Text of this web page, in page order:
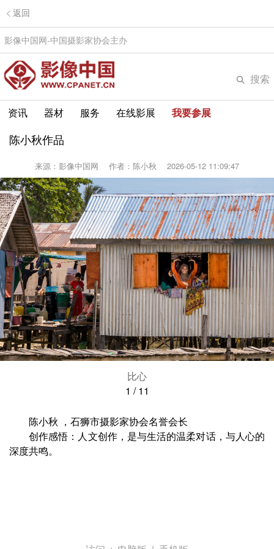
返回
影像中国网-中国摄影家协会主办
搜索
资讯 器材 服务 在线影展 我要参展
陈小秋作品
来源：影像中国网 作者：陈小秋 2026-05-12 11:09:47
比心
1 /11
陈小秋 ，石狮市摄影家协会名誉会长
创作感悟：人文创作，是与生活的温柔对话，与人心的
深度共鸣。